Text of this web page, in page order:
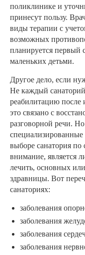
поликлинике и
принесут пользу.
виды терапии с
возможных
планируется первый
маленьких детьми.
Другое дело, если
Не каждый
реабилитацию после
это связано с
разговорной речи.
выборе санатория по
внимание, является
лечить, основных
здравницы. Вот
санаториях:
заболевания
заболевания
заболевания
заболевания